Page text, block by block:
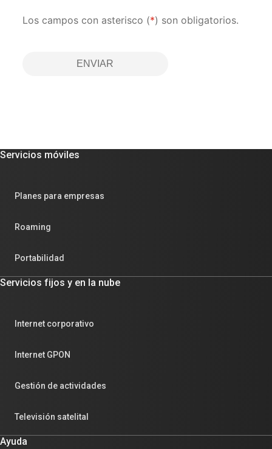
Los campos con asterisco (*) son obligatorios.
ENVIAR
Servicios móviles
Planes para empresas
Roaming
Portabilidad
Servicios fijos y en la nube
Internet corporativo
Internet GPON
Gestión de actividades
Televisión satelital
Ayuda